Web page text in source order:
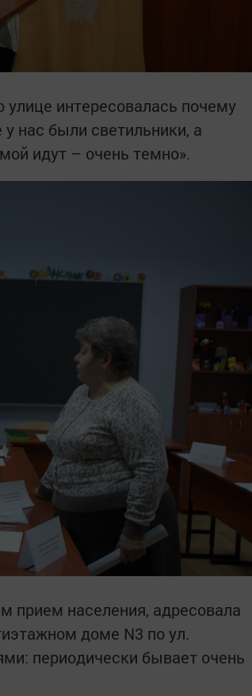
интересовалась почему
нас были светильники, а
идут – очень темно».
прием населения, адресовала
доме N3 по ул.
периодически бывает очень